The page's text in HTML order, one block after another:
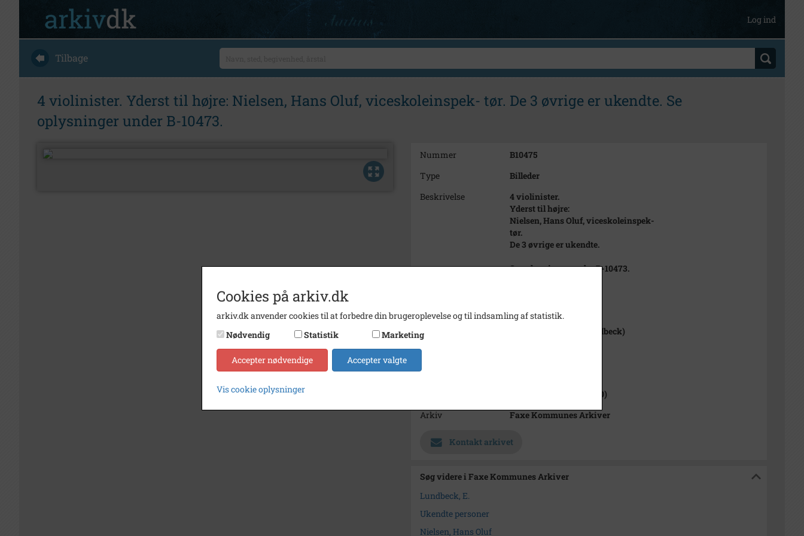
Log ind
Tilbage
4 violinister. Yderst til højre: Nielsen, Hans Oluf, viceskoleinspek- tør. De 3 øvrige er ukendte. Se
oplysninger under B-10473.
Nummer
B10475
Type
Billeder
Beskrivelse
4 violinister.
Yderst til højre:
Nielsen, Hans Oluf, viceskoleinspek-
tør.
De 3 øvrige er ukendte.
Se oplysninger under B-10473.
Dateringsnote
1914
Fotograf
Emil Lundbeck (E. Lundbeck)
Se på kort
Type
Haslev Sogn (1000-2050)
Arkiv
Faxe Kommunes Arkiver
Kontakt arkivet
Søg videre i Faxe Kommunes Arkiver
Lundbeck, E.
Ukendte personer
Nielsen, Hans Oluf
Cookies på arkiv.dk
arkiv.dk anvender cookies til at forbedre din brugeroplevelse og til indsamling af statistik.
Nødvendig
Statistik Marketing
Accepter nødvendige Accepter valgte
Vis cookie oplysninger